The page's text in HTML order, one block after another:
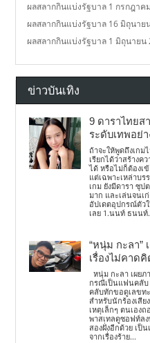
ผลสลากกินแบ่งรัฐบาล 1 กรกฎาค
ผลสลากกินแบ่งรัฐบาล 16 มิถุนาย
ผลสลากกินแบ่งรัฐบาล 1 มิถุนายน
ข่าวบันเทิง
9 ดาราไทยส
ระดับเทพอย่
ถ้าจะให้พูดถึงเกม
เรียกได้ว่าสร้างค
ได้ หรือไม่ก็ต้องเ
แต่เฉพาะเหล่าบ
เกม ยังมีดารา ซุ
มาก และเล่นจนเ
อัปเดตอุปกรณ์ตัว
เลย 1.นนท์ ธนนท์
“หนุ่ม กะลา”
เรื่องไม่คาด
หนุ่ม กะลา เผย
กรณีเป็นแฟนคลับ
คลับทักขอดูเลขท
สำหรับนักร้องเสี
เหตุเล็กๆ ตนเอง
พาสเทลดูซอฟท์ล
สองฝั่งอีกด้วย เป็น
จากเรื่องร้าย...